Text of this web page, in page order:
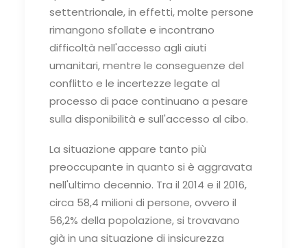
settentrionale, in effetti, molte persone
rimangono sfollate e incontrano
difficoltà nell'accesso agli aiuti
umanitari, mentre le conseguenze del
conflitto e le incertezze legate al
processo di pace continuano a pesare
sulla disponibilità e sull'accesso al cibo.
La situazione appare tanto più
preoccupante in quanto si è aggravata
nell'ultimo decennio. Tra il 2014 e il 2016,
circa 58,4 milioni di persone, ovvero il
56,2% della popolazione, si trovavano
già in una situazione di insicurezza